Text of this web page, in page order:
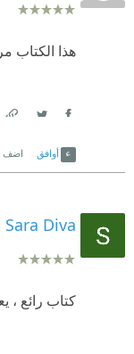
هذا الكتاب
أوافق اضف
Sara Diva
كتاب رائع ،